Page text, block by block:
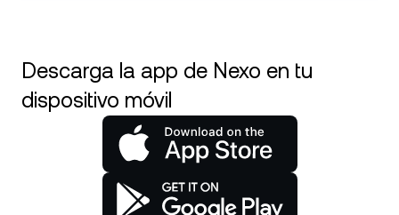
Descarga la app de Nexo en tu
dispositivo móvil